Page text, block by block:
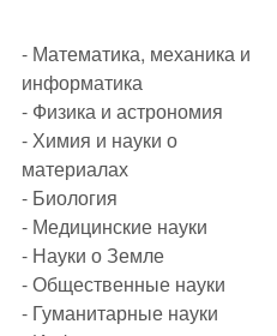
- Математика, механика и
информатика
- Физика и астрономия
- Химия и науки о
материалах
- Биология
- Медицинские науки
- Науки о Земле
- Общественные науки
- Гуманитарные науки